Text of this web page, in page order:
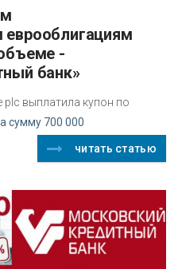
-
банк»
plc выплатила купон по
сумму 700 000
читать статью